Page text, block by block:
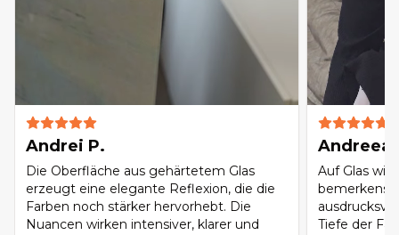
Andrei P.
Die Oberfläche aus gehärtetem Glas
erzeugt eine elegante Reflexion, die die
Farben noch stärker hervorhebt. Die
Nuancen wirken intensiver, klarer und
Andreea
Auf Glas
Tiefe der